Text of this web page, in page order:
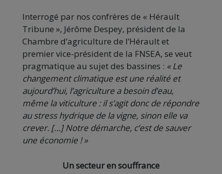
Interrogé par nos confrères de « Hérault
Tribune », Jérôme Despey, président de la
Chambre d’agriculture de l’Hérault et
premier vice-président de la FNSEA, se veut
pragmatique au sujet des bassines : « Le
changement climatique est une réalité et
aujourd’hui, l’agriculture a besoin d’eau,
même la viticulture : il s’agit donc de répondre
au stress hydrique de la vigne, sinon elle va
crever. […] Notre démarche, c’est de sauver
une économie ! »
Un secteur en souffrance